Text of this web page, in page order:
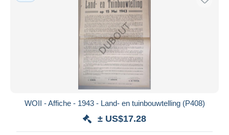
WOII - Affiche - 1943 - Land- en tuinbouwtelling (P408)
± US$17.28